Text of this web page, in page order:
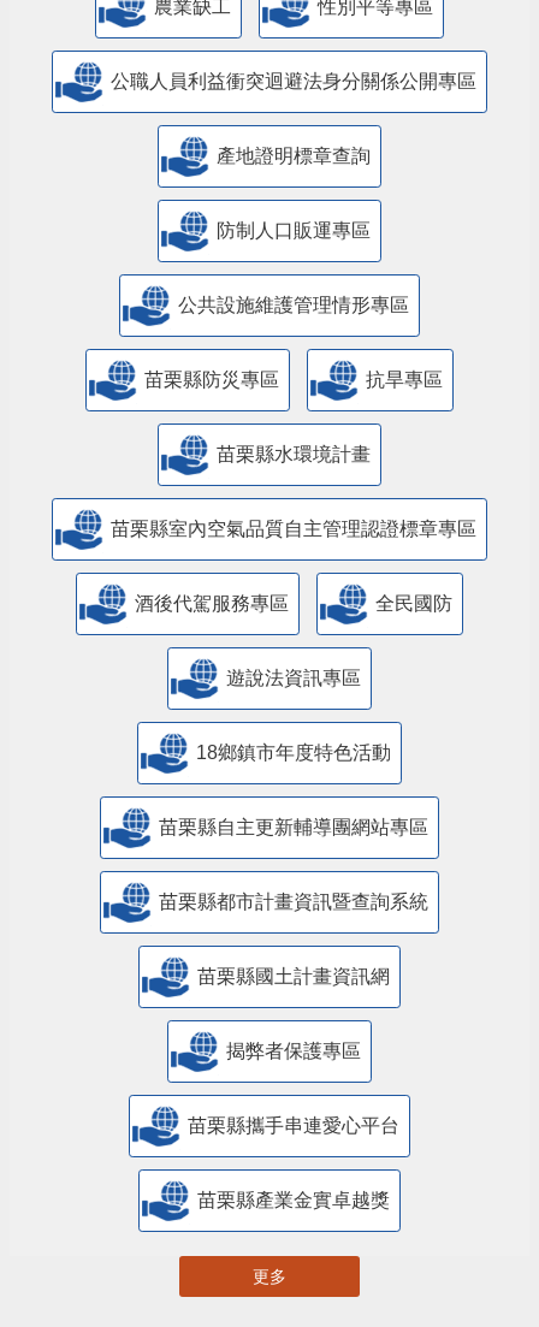
農業缺工 性別平等專區
公職人員利益衝突迴避法身分關係公開專區
產地證明標章查詢
防制人口販運專區
​公共設施維護管理情形專區
苗栗縣防災專區 抗旱專區
苗栗縣水環境計畫
苗栗縣室內空氣品質自主管理認證標章專區
酒後代駕服務專區 全民國防
遊說法資訊專區
18鄉鎮市年度特色活動
苗栗縣自主更新輔導團網站專區
苗栗縣都市計畫資訊暨查詢系統
苗栗縣國土計畫資訊網
揭弊者保護專區
苗栗縣攜手串連愛心平台
苗栗縣產業金實卓越獎
更多